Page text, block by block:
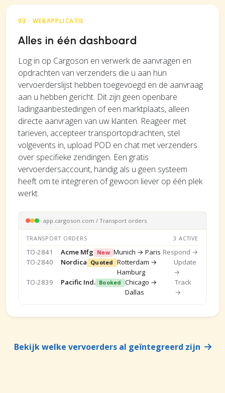
03 · WEBAPPLICATIE
Alles in één dashboard
Log in op Cargoson en verwerk de aanvragen en
opdrachten van verzenders die u aan hun
vervoerderslijst hebben toegevoegd en de aanvraag
aan u hebben gericht. Dit zijn geen openbare
ladingaanbestedingen of een marktplaats, alleen
directe aanvragen van uw klanten. Reageer met
tarieven, accepteer transportopdrachten, stel
volgevents in, upload POD en chat met verzenders
over specifieke zendingen. Een gratis
vervoerdersaccount, handig als u geen systeem
heeft om te integreren of gewoon liever op één plek
werkt.
app.cargoson.com / Transport orders
TRANSPORT ORDERS 3 ACTIVE
TO-2841 Acme Mfg New Munich → Paris Respond →
TO-2840
Nordica Quoted Rotterdam →
Hamburg
Update
→
TO-2839
Pacific Ind. Booked Chicago →
Dallas
Track
→
Bekijk welke vervoerders al geïntegreerd zijn